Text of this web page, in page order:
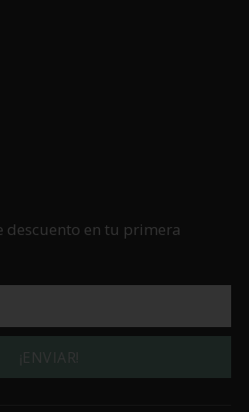
descuento en tu primera
¡ENVIAR!